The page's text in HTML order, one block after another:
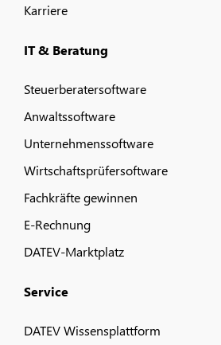
Karriere
IT & Beratung
Steuerberatersoftware
Anwaltssoftware
Unternehmenssoftware
Wirtschaftsprüfersoftware
Fachkräfte gewinnen
E-Rechnung
DATEV-Marktplatz
Service
DATEV Wissensplattform